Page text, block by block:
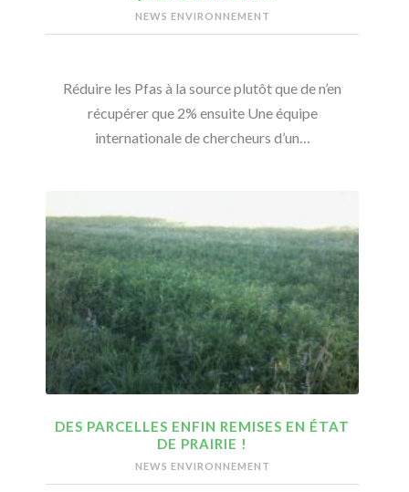
NEWS ENVIRONNEMENT
Réduire les Pfas à la source plutôt que de n’en
récupérer que 2% ensuite Une équipe
internationale de chercheurs d’un…
DES PARCELLES ENFIN REMISES EN ÉTAT
DE PRAIRIE !
NEWS ENVIRONNEMENT